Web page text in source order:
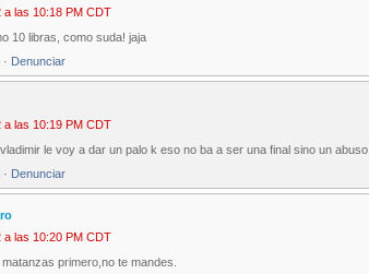
a las 10:18 PM CDT
10 libras, como suda! jaja
· Denunciar
a las 10:19 PM CDT
le voy a dar un palo k eso no ba a ser una final sino un abuso
· Denunciar
a las 10:20 PM CDT
primero,no te mandes.